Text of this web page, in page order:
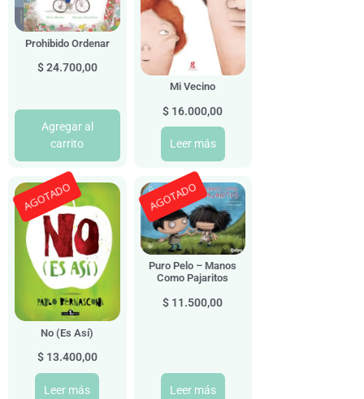
Prohibido Ordenar
$24.700,00
Agregar al
carrito
Mi Vecino
$ 16.000,00
Leer más
AGOTADO
No (Es Así)
$13.400,00
Leer más
AGOTADO
Puro Pelo – Manos
Como Pajaritos
$ 11.500,00
Leer más